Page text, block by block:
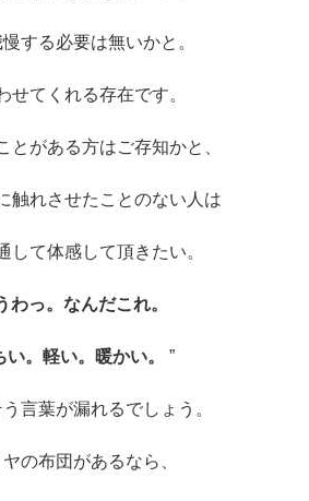
する必要は無いかと。
せてくれる存在です。
とがある方はご存知かと、
触れさせたことのない人は
して体感して頂きたい。
わっ。なんだこれ。
い。軽い。暖かい。 ”
言葉が漏れるでしょう。
の布団があるなら、